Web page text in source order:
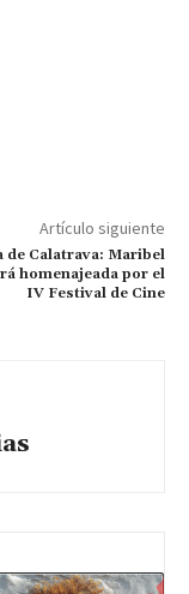
Artículo siguiente
de Calatrava: Maribel
homenajeada por el
IV Festival de Cine